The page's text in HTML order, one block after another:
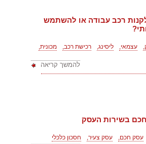
רכב עבודה או להשתמש
עצמאי, ליסינג, רכישת רכב,
מכונית,
להמשך קריאה
בשירות העסק
עסק חכם, עסק צעיר, חסכון כלכלי